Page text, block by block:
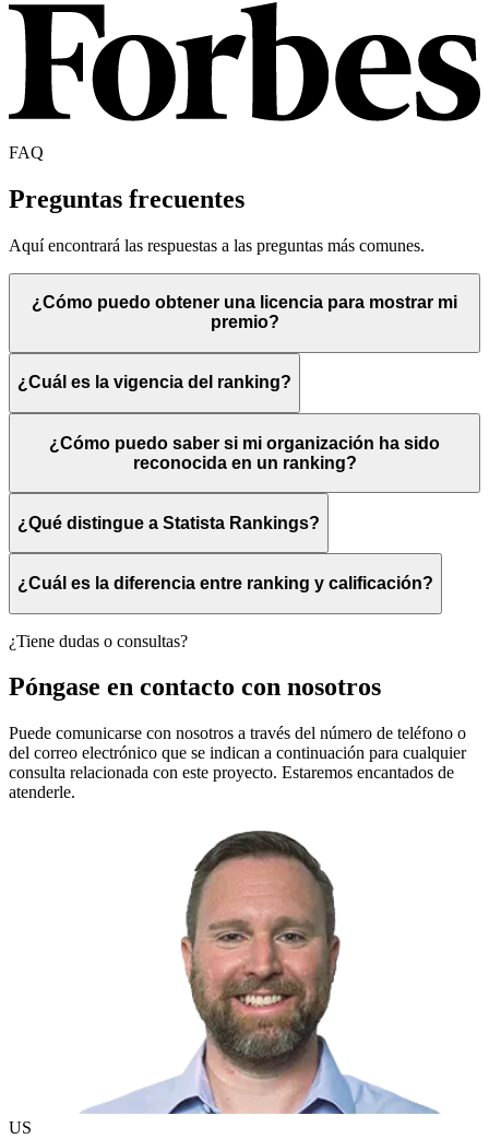
FAQ
Preguntas frecuentes
Aquí encontrará las respuestas a las preguntas más comunes.
¿Cómo puedo obtener una licencia para mostrar mi
premio?
¿Cuál es la vigencia del ranking?
¿Cómo puedo saber si mi organización ha sido
reconocida en un ranking?
¿Qué distingue a Statista Rankings?
¿Cuál es la diferencia entre ranking y calificación?
¿Tiene dudas o consultas?
Póngase en contacto con nosotros
Puede comunicarse con nosotros a través del número de teléfono o
del correo electrónico que se indican a continuación para cualquier
consulta relacionada con este proyecto. Estaremos encantados de
atenderle.
US